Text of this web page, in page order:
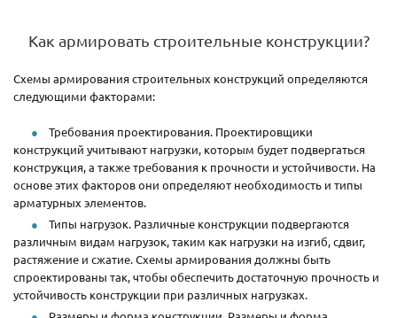
Как армировать строительные конструкции?
Схемы армирования строительных конструкций определяются
следующими факторами:
Требования проектирования. Проектировщики
конструкций учитывают нагрузки, которым будет подвергаться
конструкция, а также требования к прочности и устойчивости. На
основе этих факторов они определяют необходимость и типы
арматурных элементов.
Типы нагрузок. Различные конструкции подвергаются
различным видам нагрузок, таким как нагрузки на изгиб, сдвиг,
растяжение и сжатие. Схемы армирования должны быть
спроектированы так, чтобы обеспечить достаточную прочность и
устойчивость конструкции при различных нагрузках.